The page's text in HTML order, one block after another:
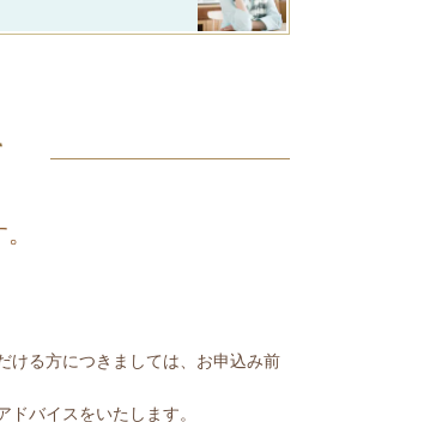
ける方につきましては、お申込み前
バイスをいたします。